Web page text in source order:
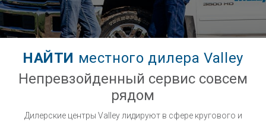
НАЙТИ местного дилера Valley
Непревзойденный сервис совсем
рядом
Дилерские центры Valley лидируют в сфере кругового и